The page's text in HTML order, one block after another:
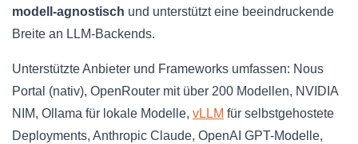
modell-agnostisch und unterstützt eine beeindruckende
Breite an LLM-Backends.
Unterstützte Anbieter und Frameworks umfassen: Nous
Portal (nativ), OpenRouter mit über 200 Modellen, NVIDIA
NIM, Ollama für lokale Modelle, vLLM für selbstgehostete
Deployments, Anthropic Claude, OpenAI GPT-Modelle,